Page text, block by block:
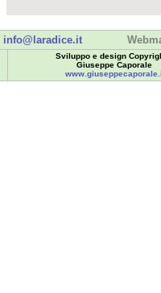
info@laradice.it
Sviluppo e design
Giuseppe Caporale